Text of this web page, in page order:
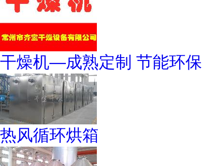
干燥机—成熟定制 节能环保
热风循环烘箱